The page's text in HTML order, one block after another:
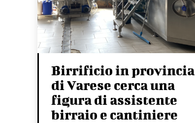
Birrificio in provincia
di Varese cerca una
figura di assistente
birraio e cantiniere